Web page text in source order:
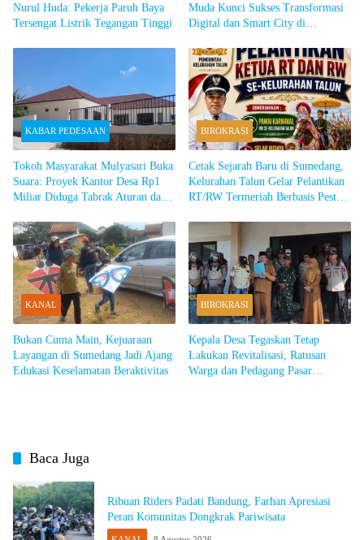
Nurul Huda: Pekerja Paruh Baya
Tersengat Listrik Tegangan Tinggi
Muda Kunci Sukses Transformasi
Digital dan Smart City di
KABAR PEDESAAN
Tokoh Masyarakat Mulyasari Buka
Suara: Proyek Kantor Desa Rp1
Miliar Diduga Tabrak Aturan dan
BIROKRASI
Cetak Sejarah Baru di Sumedang,
Kelurahan Talun Gelar Pelantikan
RT/RW Termeriah Berbasis Pesta
KANAL
Bukan Cuma Main, Kejuaraan
Layangan di Sumedang Jadi Ajang
Edukasi Keselamatan Beraktivitas
BIROKRASI
Kepala Desa Tegaskan Tetap
Lakukan Revitalisasi, Ratusan
Warga dan Pedagang Pasar
Baca Juga
Ribuan Riders Padati Bandung, Farhan Apresiasi
Peran Komunitas Dongkrak Pariwisata